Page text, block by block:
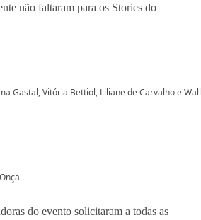
não faltaram para os Stories do
Gastal, Vitória Bettiol, Liliane de Carvalho e
do evento solicitaram a todas as